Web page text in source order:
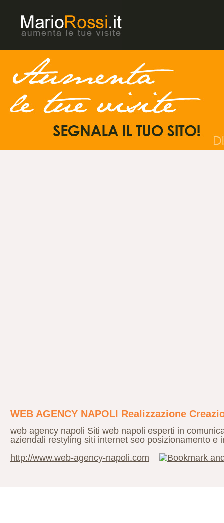
WEB AGENCY NAPOLI Realizzazione
web agency napoli Siti web napoli esperti in
aziendali restyling siti internet seo posizionamento
http://www.web-agency-napoli.com